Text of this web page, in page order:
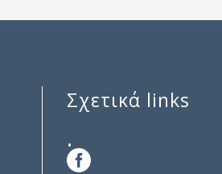
Σχετικά links
.